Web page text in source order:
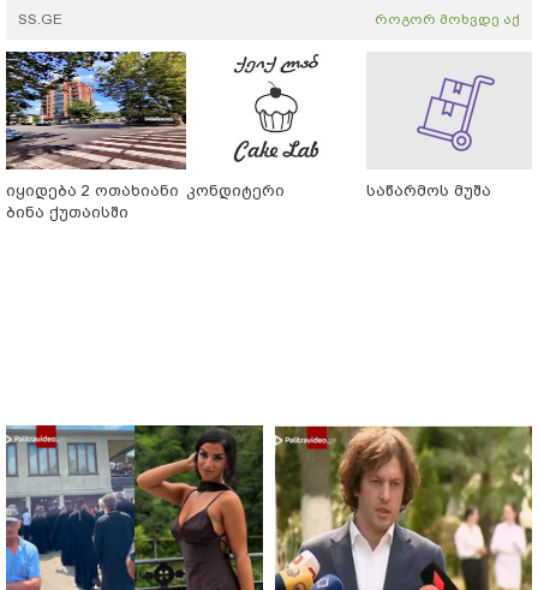
SS.GE როგორ მოხვდე აქ
იყიდება 2 ოთახიანი
ბინა ქუთაისში
კონდიტერი საწარმოს მუშა